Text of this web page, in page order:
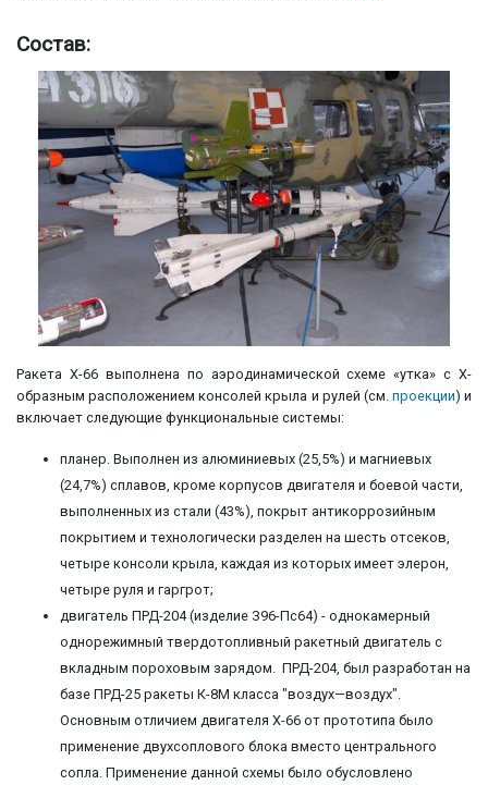
Состав:
Ракета Х-66 выполнена по аэродинамической схеме «утка» с Х-
образным расположением консолей крыла и рулей (см. проекции) и
включает следующие функциональные системы:
планер. Выполнен из алюминиевых (25,5%) и магниевых
(24,7%) сплавов, кроме корпусов двигателя и боевой части,
выполненных из стали (43%), покрыт антикоррозийным
покрытием и технологически разделен на шесть отсеков,
четыре консоли крыла, каждая из которых имеет элерон,
четыре руля и гаргрот;
двигатель ПРД-204 (изделие З96-Пс64) - однокамерный
однорежимный твердотопливный ракетный двигатель с
вкладным пороховым зарядом. ПРД-204, был разработан на
базе ПРД-25 ракеты К-8М класса "воздух—воздух".
Основным отличием двигателя Х-66 от прототипа было
применение двухсоплового блока вместо центрального
сопла. Применение данной схемы было обусловлено